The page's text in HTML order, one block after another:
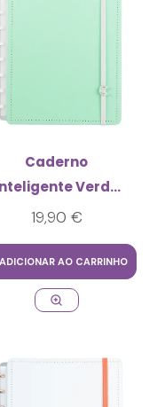
Caderno
Verde
Pastel Médio
19,90 €
AO CARRINHO